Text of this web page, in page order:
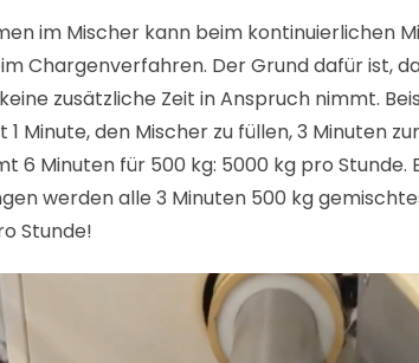
im Mischer kann beim kontinuierlichen
Chargenverfahren. Der Grund dafür ist,
zusätzliche Zeit in Anspruch nimmt.
Minute, den Mischer zu füllen, 3 Minuten
6 Minuten für 500 kg: 5000 kg pro
werden alle 3 Minuten 500 kg
Stunde!